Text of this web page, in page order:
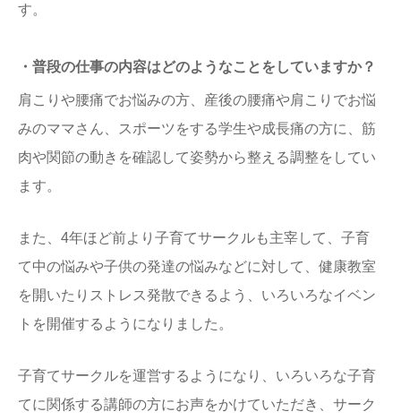
す。
・普段の仕事の内容はどのようなことをしていますか？
肩こりや腰痛でお悩みの方、産後の腰痛や肩こりでお悩
みのママさん、スポーツをする学生や成長痛の方に、筋
肉や関節の動きを確認して姿勢から整える調整をしてい
ます。
また、4年ほど前より子育てサークルも主宰して、子育
て中の悩みや子供の発達の悩みなどに対して、健康教室
を開いたりストレス発散できるよう、いろいろなイベン
トを開催するようになりました。
子育てサークルを運営するようになり、いろいろな子育
てに関係する講師の方にお声をかけていただき、サーク